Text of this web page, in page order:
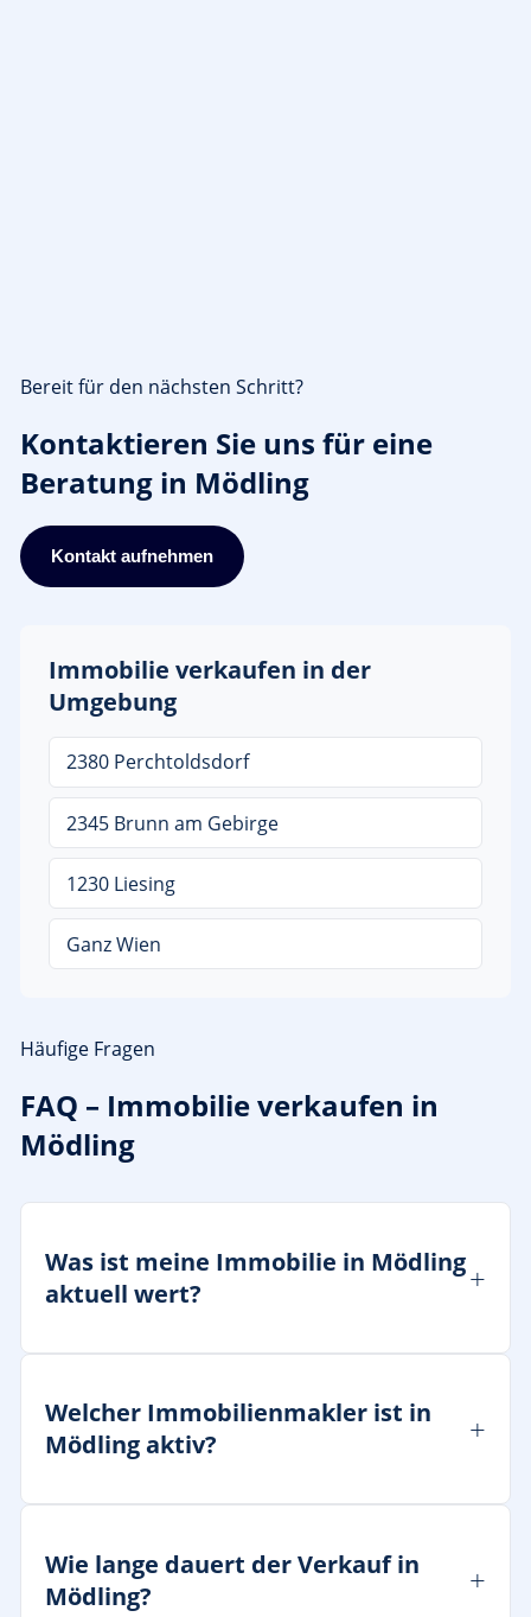
Bereit für den nächsten Schritt?
Kontaktieren Sie uns für eine
Beratung in Mödling
Kontakt aufnehmen
Immobilie verkaufen in der
Umgebung
2380 Perchtoldsdorf
2345 Brunn am Gebirge
1230 Liesing
Ganz Wien
Häufige Fragen
FAQ – Immobilie verkaufen in
Mödling
Was ist meine Immobilie in Mödling
aktuell wert?
Welcher Immobilienmakler ist in
Mödling aktiv?
Wie lange dauert der Verkauf in
Mödling?